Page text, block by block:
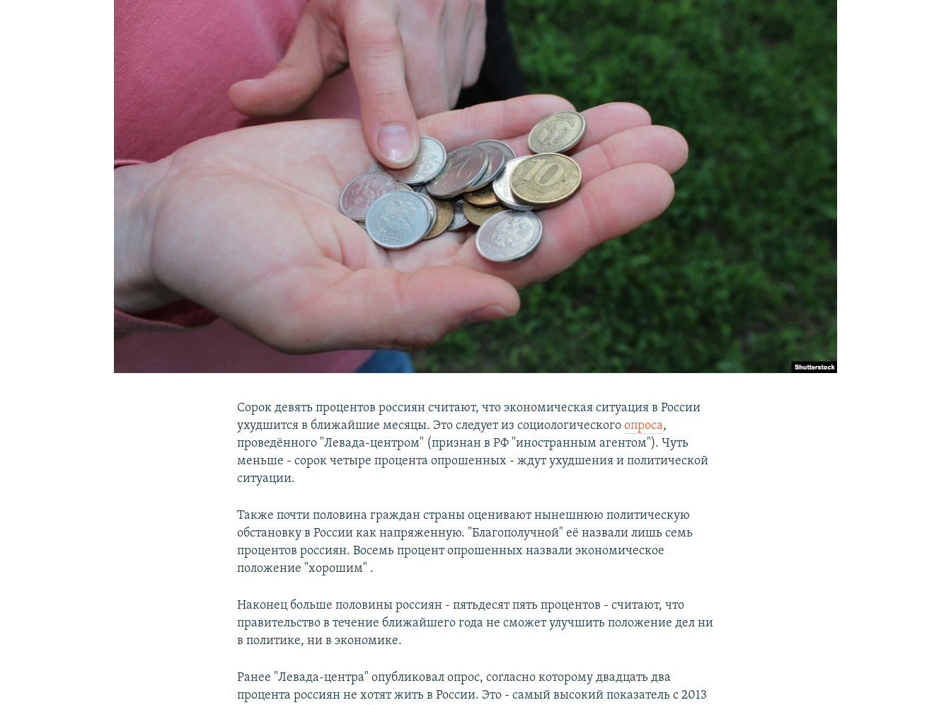
ПОДПИШИТЕСЬ НА РАССЫЛКУ
Сорок девять процентов россиян считают, что экономическая ситуация в России
ухудшится в ближайшие месяцы. Это следует из социологическогоопроса,
проведённого "Левада-центром" (признан в РФ "иностранным агентом"). Чуть
меньше - сорок четыре процента опрошенных - ждут ухудшения и политической
ситуации.
Также почти половина граждан страны оценивают нынешнюю политическую
обстановку в России как напряженную. "Благополучной" её назвали лишь семь
процентов россиян. Восемь процент опрошенных назвали экономическое
положение "хорошим" .
Наконец больше половины россиян - пятьдесят пять процентов - считают, что
правительство в течение ближайшего года не сможет улучшить положение дел ни
в политике, ни в экономике.
Ранее "Левада-центра" опубликовал опрос, согласно которому двадцать два
процента россиян не хотят жить в России. Это - самый высокий показатель с 2013